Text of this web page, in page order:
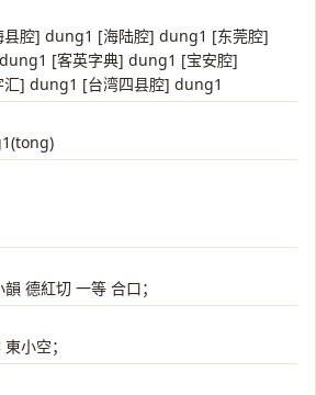
腔] dung1 [海陆腔] dung1 [东莞腔]
[客英字典] dung1 [宝安腔]
] dung1 [台湾四县腔] dung1
德紅切 一等 合口；
小空；